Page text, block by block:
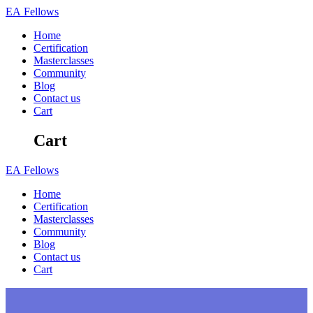
Skip
content
EA Fellows
Home
Certification
Masterclasses
Community
Blog
Contact us
Cart
Cart
EA Fellows
Home
Certification
Masterclasses
Community
Blog
Contact us
Cart